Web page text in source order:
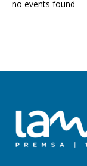
no events found